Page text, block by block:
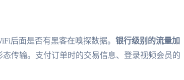
后面是否有黑客在嗅探数据。 银行级别的流量加
传输。支付订单时的交易信息、登录视频会员的